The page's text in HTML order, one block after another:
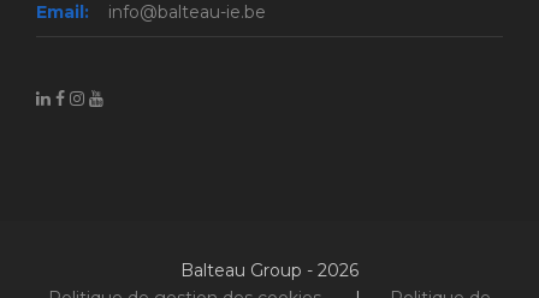
Email: info@balteau-ie.be
Balteau Group - 2026